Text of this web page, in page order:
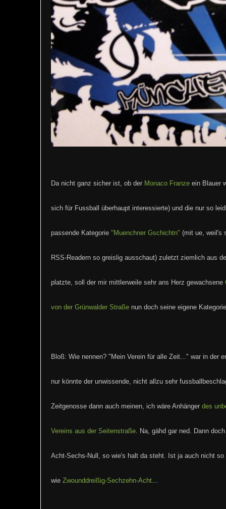
Da nicht ganz sicher ist, ob der Monaco Franze ein Blauer
sich für Fussball überhaupt interessierte) und die nur so
passende Kategorie "Muenchner Gschichtn" (mit ue, weil's
RSS-Readern so greislig ausschaut) zuletzt ziemlich aus
platzte, soll der mir mittlerweile sehr ans Herz gewachsene
von der Grünwalder Straße nun doch seine eigene
Bloß: Wie nennen? "Mein Verein für alle Zeit..." war in der
nur könnte der unwissende, nicht allzu sehr
Zeitgenosse dann auch meinen, ich wäre Anhänger des
Vereins aus der Seitenstraße. Na, gähd gar ned. Dann
Acht-Sechs-Null, so wie's halt da steht. Ist ja auch nicht so
wie Zwounddreißig-Sechzehn-Acht...